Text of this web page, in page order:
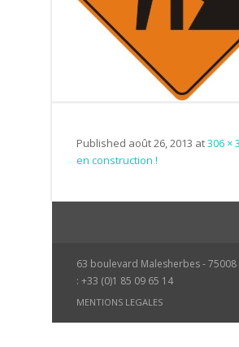
Published août 26, 2013 at306 ×
en construction !
63 boulevard Malesherbes -
: +33 (0)1 85 09 65 14
MENTIONS LEGALES